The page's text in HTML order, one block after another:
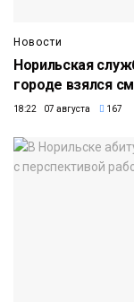
Новости
Норильская
городе взялся
18:22 07 августа 167